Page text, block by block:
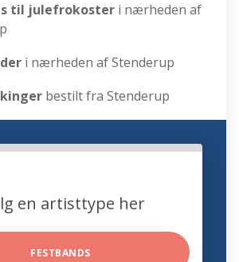
til julefrokoster i nærheden af
i nærheden af Stenderup
bestilt fra Stenderup
en artisttype her
FESTBANDS